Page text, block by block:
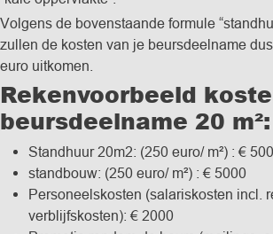
Volgens de bovenstaande formule
zullen de kosten van je beursdeelname
euro uitkomen.
Rekenvoorbeeld
beursdeelname 20 m²:
Standhuur 20m2: (250 euro/ m²) : €
standbouw: (250 euro/ m²) : € 5000
Personeelskosten (salariskosten incl.
verblijfskosten): € 2000